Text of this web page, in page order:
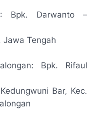
Bpk. Darwanto –
Jawa Tengah
Bpk. Rifaul
Bar, Kec.